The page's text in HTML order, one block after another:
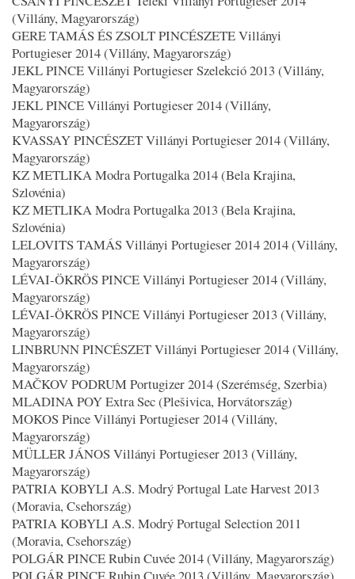
(Villány, Magyarország)
GERE TAMÁS ÉS ZSOLT PINCÉSZETE Villányi
Portugieser 2014 (Villány, Magyarország)
JEKL PINCE Villányi Portugieser Szelekció 2013 (Villány,
Magyarország)
JEKL PINCE Villányi Portugieser 2014 (Villány,
Magyarország)
KVASSAY PINCÉSZET Villányi Portugieser 2014 (Villány,
Magyarország)
KZ METLIKA Modra Portugalka 2014 (Bela Krajina,
Szlovénia)
KZ METLIKA Modra Portugalka 2013 (Bela Krajina,
Szlovénia)
LELOVITS TAMÁS Villányi Portugieser 2014 2014 (Villány,
Magyarország)
LÉVAI-ÖKRÖS PINCE Villányi Portugieser 2014 (Villány,
Magyarország)
LÉVAI-ÖKRÖS PINCE Villányi Portugieser 2013 (Villány,
Magyarország)
LINBRUNN PINCÉSZET Villányi Portugieser 2014 (Villány,
Magyarország)
MAČKOV PODRUM Portugizer 2014 (Szerémség, Szerbia)
MLADINA POY Extra Sec (Plešivica, Horvátország)
MOKOS Pince Villányi Portugieser 2014 (Villány,
Magyarország)
MÜLLER JÁNOS Villányi Portugieser 2013 (Villány,
Magyarország)
PATRIA KOBYLI A.S. Modrý Portugal Late Harvest 2013
(Moravia, Csehország)
PATRIA KOBYLI A.S. Modrý Portugal Selection 2011
(Moravia, Csehország)
POLGÁR PINCE Rubin Cuvée 2014 (Villány, Magyarország)